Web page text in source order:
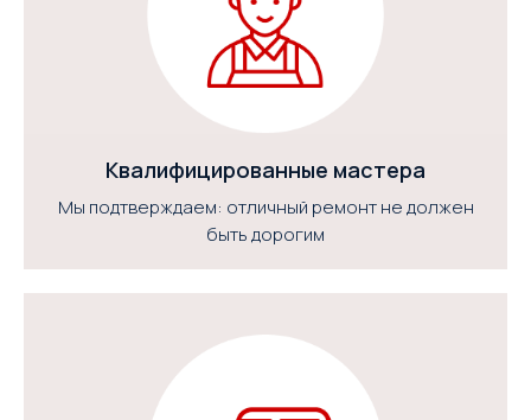
Заменен механизм замка,
смазаны петли.
Проверка герметичности.
"Александр починил замок за 30
минут. Теперь дверца
закрывается плотно, без
проблем. Спасибо!"
Впечатления клиента:
Квалифицированные мастера
Мы подтверждаем: отличный ремонт не должен
быть дорогим